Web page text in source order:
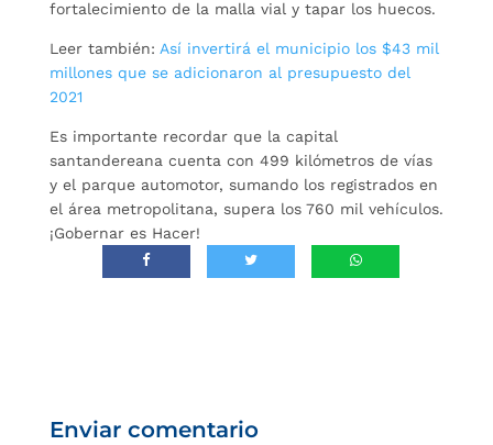
fortalecimiento de la malla vial y tapar los huecos.
Leer también: Así invertirá el municipio los $43 mil
millones que se adicionaron al presupuesto del
2021
Es importante recordar que la capital
santandereana cuenta con 499 kilómetros de vías
y el parque automotor, sumando los registrados en
el área metropolitana, supera los 760 mil vehículos.
¡Gobernar es Hacer!
Enviar comentario